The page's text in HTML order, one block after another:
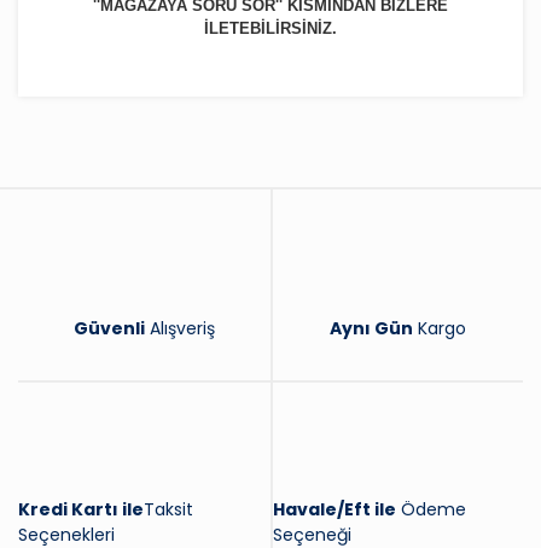
''MAĞAZAYA SORU SOR'' KISMINDAN BİZLERE
İLETEBİLİRSİNİZ.
Güvenli Alışveriş Aynı Gün Kargo
Kredi Kartı ileTaksit
Seçenekleri
Havale/Eft ile Ödeme
Seçeneği